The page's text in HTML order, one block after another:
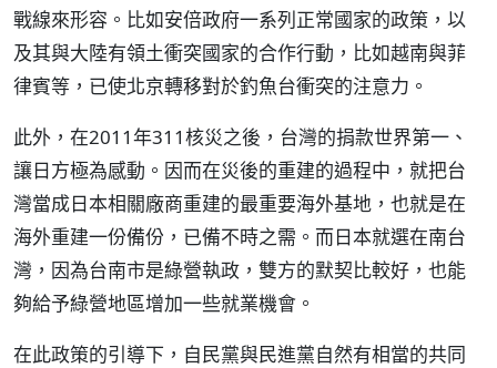
戰線來形容。比如安倍政府一系列正常國家的政策，以
及其與大陸有領土衝突國家的合作行動，比如越南與菲
律賓等，已使北京轉移對於釣魚台衝突的注意力。
此外，在2011年311核災之後，台灣的捐款世界第一、
讓日方極為感動。因而在災後的重建的過程中，就把台
灣當成日本相關廠商重建的最重要海外基地，也就是在
海外重建一份備份，已備不時之需。而日本就選在南台
灣，因為台南市是綠營執政，雙方的默契比較好，也能
夠給予綠營地區增加一些就業機會。
在此政策的引導下，自民黨與民進黨自然有相當的共同